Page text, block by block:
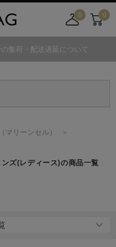
0
舗
カ
ト
0
集荷・配送遅延について
（マリーンセル）
ンズ(レディース)の商品一覧